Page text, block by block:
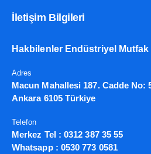
İletişim Bilgileri
Hakbilenler Endüstriyel Mutfak
Adres
Macun Mahallesi 187. Cadde No:
Ankara 6105 Türkiye
Telefon
Merkez Tel : 0312 387 35 55
Whatsapp : 0530 773 0581